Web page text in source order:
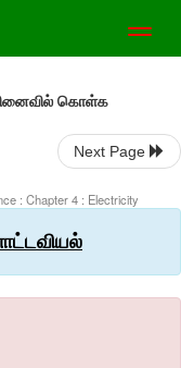
கொள்க
Next Page
: Chapter 4 : Electricity